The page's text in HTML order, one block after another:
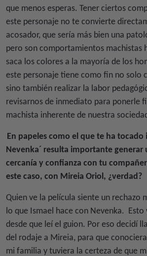
que menos esperas. Tener ciertos
este personaje no te convierte
acosador, que sería más bien una
pero son comportamientos machistas
saca los colores a la mayoría de los
este personaje tiene como fin no solo
sino también realizar la labor
revisarnos de inmediato para ponerle
machista inherente de nuestra
En papeles como el que te ha tocado
Nevenka´ resulta importante generar
cercanía y confianza con tu
este caso, con Mireia Oriol, ¿verdad?
Quien ve la película siente un rechazo
lo que Ismael hace con Nevenka.
Esto
desde que leí el guion. Por eso decidí
del rodaje a Mireia, para que
mi familia y tuviera la certeza de que